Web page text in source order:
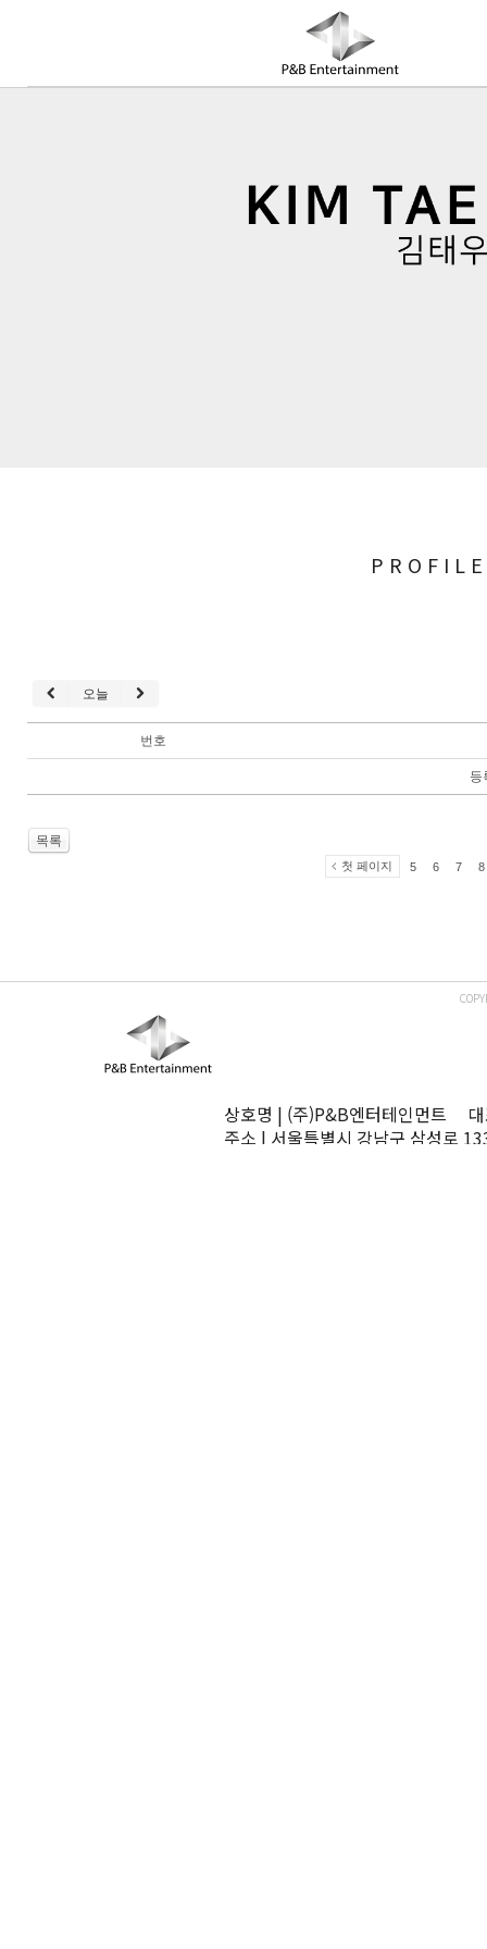
COMPANY
PROFILE
오늘
번호
등
목록
첫 페이지 5 6 7 8
상호명 | (주)P&B엔터테인먼트
주소 | 서울특별시 강남구 삼성로